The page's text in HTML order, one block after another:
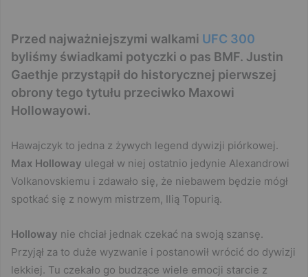
Przed najważniejszymi walkami UFC 300
byliśmy świadkami potyczki o pas BMF. Justin
Gaethje przystąpił do historycznej pierwszej
obrony tego tytułu przeciwko Maxowi
Hollowayowi.
Hawajczyk to jedna z żywych legend dywizji piórkowej.
Max Holloway ulegał w niej ostatnio jedynie Alexandrowi
Volkanovskiemu i zdawało się, że niebawem będzie mógł
spotkać się z nowym mistrzem, Ilią Topurią.
Holloway nie chciał jednak czekać na swoją szansę.
Przyjął za to duże wyzwanie i postanowił wrócić do dywizji
lekkiej. Tu czekało go budzące wiele emocji starcie z